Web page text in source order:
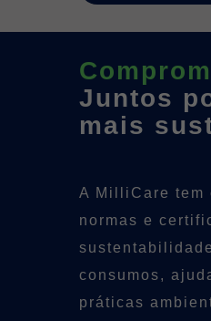
Juntos
mais
A MilliCare tem
normas e
consumos,
práticas